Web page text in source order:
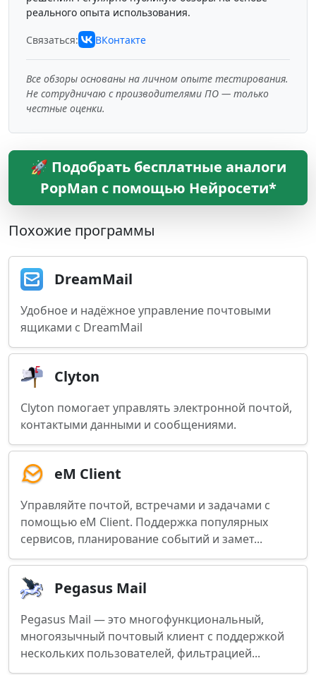
реального опыта использования.
Связаться: ВКонтакте
Все обзоры основаны на личном опыте тестирования.
Не сотрудничаю с производителями ПО — только
честные оценки.
🚀 Подобрать бесплатные аналоги
PopMan с помощью Нейросети*
Похожие программы
DreamMail
Удобное и надёжное управление почтовыми
ящиками с DreamMail
Clyton
Clyton помогает управлять электронной почтой,
контактыми данными и сообщениями.
eM Client
Управляйте почтой, встречами и задачами с
помощью eM Client. Поддержка популярных
сервисов, планирование событий и замет...
Pegasus Mail
Pegasus Mail — это многофункциональный,
многоязычный почтовый клиент с поддержкой
нескольких пользователей, фильтрацией...